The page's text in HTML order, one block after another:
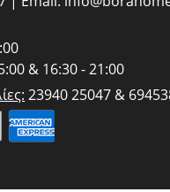
& 16:30 - 21:00
23940 25047 &